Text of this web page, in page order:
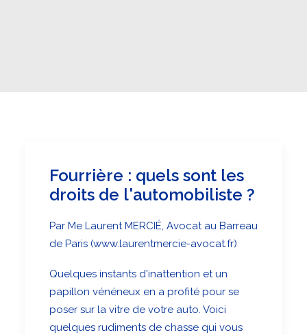
Fourrière : quels sont les
droits de l'automobiliste ?
Par Me Laurent MERCIÉ, Avocat au Barreau
de Paris (www.laurentmercie-avocat.fr)
Quelques instants d'inattention et un
papillon vénéneux en a profité pour se
poser sur la vitre de votre auto. Voici
quelques rudiments de chasse qui vous